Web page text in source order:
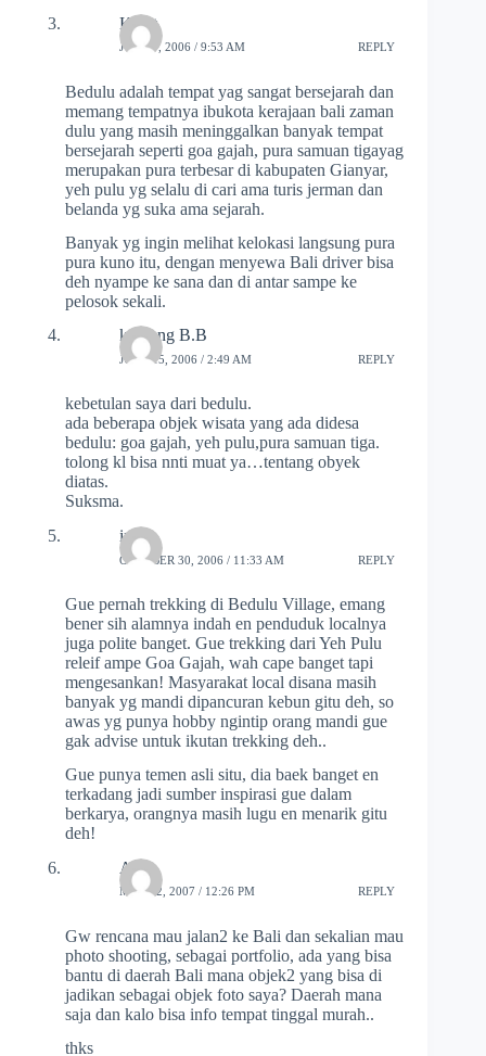
Ketut
JUNE 7, 2006 / 9:53 AM REPLY
Bedulu adalah tempat yag sangat bersejarah dan
memang tempatnya ibukota kerajaan bali zaman
dulu yang masih meninggalkan banyak tempat
bersejarah seperti goa gajah, pura samuan tigayag
merupakan pura terbesar di kabupaten Gianyar,
yeh pulu yg selalu di cari ama turis jerman dan
belanda yg suka ama sejarah.
Banyak yg ingin melihat kelokasi langsung pura
pura kuno itu, dengan menyewa Bali driver bisa
deh nyampe ke sana dan di antar sampe ke
pelosok sekali.
komang B.B
JUNE 15, 2006 / 2:49 AM REPLY
kebetulan saya dari bedulu.
ada beberapa objek wisata yang ada didesa
bedulu: goa gajah, yeh pulu,pura samuan tiga.
tolong kl bisa nnti muat ya…tentang obyek
diatas.
Suksma.
inay
OCTOBER 30, 2006 / 11:33 AM REPLY
Gue pernah trekking di Bedulu Village, emang
bener sih alamnya indah en penduduk localnya
juga polite banget. Gue trekking dari Yeh Pulu
releif ampe Goa Gajah, wah cape banget tapi
mengesankan! Masyarakat local disana masih
banyak yg mandi dipancuran kebun gitu deh, so
awas yg punya hobby ngintip orang mandi gue
gak advise untuk ikutan trekking deh..
Gue punya temen asli situ, dia baek banget en
terkadang jadi sumber inspirasi gue dalam
berkarya, orangnya masih lugu en menarik gitu
deh!
Alex
MAY 22, 2007 / 12:26 PM REPLY
Gw rencana mau jalan2 ke Bali dan sekalian mau
photo shooting, sebagai portfolio, ada yang bisa
bantu di daerah Bali mana objek2 yang bisa di
jadikan sebagai objek foto saya? Daerah mana
saja dan kalo bisa info tempat tinggal murah..
thks